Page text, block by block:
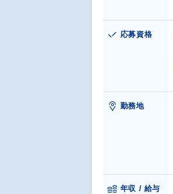
応募資格
勤務地
年収 / 給与